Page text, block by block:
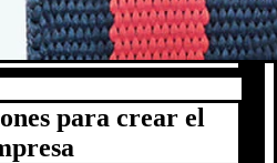
para crear el